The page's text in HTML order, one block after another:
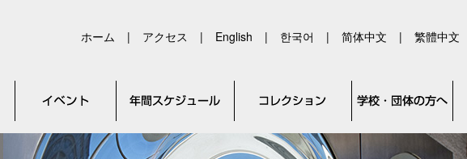
ホーム | アクセス | English | 한국어 | 简体中文 | 繁體中文